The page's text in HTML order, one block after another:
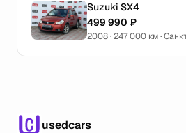
Suzuki SX4
499 990 ₽
2008 · 247 000 км ·
usedcars